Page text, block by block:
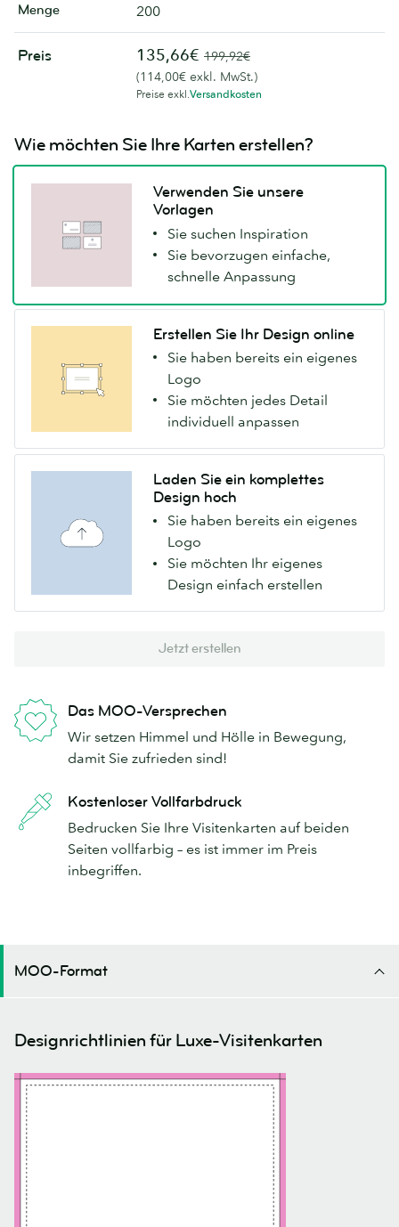
Menge 200
Preis 135,66€ 199,92€
(114,00€ exkl. MwSt.)
Preise exkl.Versandkosten
Wie möchten Sie Ihre Karten erstellen?
Verwenden Sie unsere
Vorlagen
Sie suchen Inspiration
Sie bevorzugen einfache,
schnelle Anpassung
Erstellen Sie Ihr Design online
Sie haben bereits ein eigenes
Logo
Sie möchten jedes Detail
individuell anpassen
Laden Sie ein komplettes
Design hoch
Sie haben bereits ein eigenes
Logo
Sie möchten Ihr eigenes
Design einfach erstellen
Jetzt erstellen
Das MOO-Versprechen
Wir setzen Himmel und Hölle in Bewegung,
damit Sie zufrieden sind!
Kostenloser Vollfarbdruck
Bedrucken Sie Ihre Visitenkarten auf beiden
Seiten vollfarbig – es ist immer im Preis
inbegriffen.
MOO-Format
Designrichtlinien für Luxe-Visitenkarten